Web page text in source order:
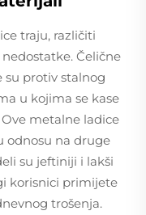
traju, različiti
Čelične
su protiv stalnog
u kojima se kase
metalne ladice
odnosu na druge
su jeftiniji i lakši
korisnici primijete
trošenja.